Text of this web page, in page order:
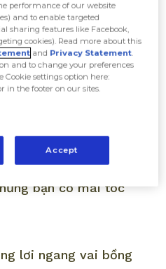
sóng lơi, bạn sẽ thu
đến một thần thái
phong cách tạo kiểu
bạn có mái tóc
lơi ngang vai bồng
performance of our website
and to enable targeted
sharing features like Facebook,
cookies). Read more about this
and Privacy Statement.
and to change your preferences
settings option here:
in the footer on our sites.
Accept